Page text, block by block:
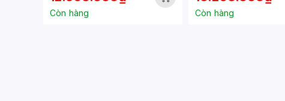
TRAY
Còn hàng Còn hàng